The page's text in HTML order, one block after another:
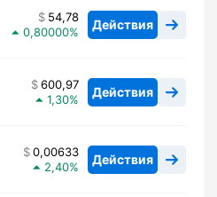
54,78
0,80000
Действия
600,97
1,30
Действия
0,00633
2,40
Действия